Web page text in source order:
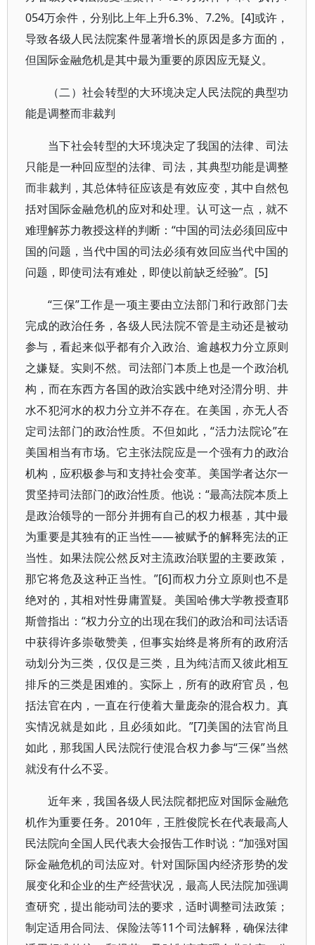
054万余件，分别比上年上升6.3%、7.2%。[4]或许，
导致各级人民法院案件显著增长的原因是多方面的，
但国际金融危机是其中最为重要的原因应无疑义。
（二）社会转型的大环境决定人民法院的典型功
能是调整而非裁判
当下社会转型的大环境决定了我国的法律、司法
只能是一种回应型的法律、司法，其典型功能是调整
而非裁判，其总体特征应该是有效应变，其中自然包
括对国际金融危机的应对和处理。认可这一点，就不
难理解苏力教授这样的判断：“中国的司法必须回应中
国的问题，当代中国的司法必须有效回应当代中国的
问题，即使司法有难处，即使以前缺乏经验”。[5]
“三保”工作是一项主要由立法部门和行政部门去
完成的政治任务，各级人民法院不管是主动还是被动
参与，看起来似乎都有介入政治、逾越权力分立原则
之嫌疑。实则不然。司法部门本质上也是一个政治机
构，而在东西方各国的政治实践中绝对泾渭分明、井
水不犯河水的权力分立并不存在。在美国，亦无人否
定司法部门的政治性质。不但如此，“活力法院论”在
美国相当有市场。它主张法院应是一个强有力的政治
机构，应积极参与和支持社会变革。美国学者达尔一
贯坚持司法部门的政治性质。他说：“最高法院本质上
是政治领导的一部分并拥有自己的权力根基，其中最
为重要是其独有的正当性——被赋予的解释宪法的正
当性。如果法院公然反对主流政治联盟的主要政策，
那它将危及这种正当性。”[6]而权力分立原则也不是
绝对的，其相对性毋庸置疑。美国哈佛大学教授查耶
斯曾指出：“权力分立的出现在我们的政治和司法话语
中获得许多崇敬赞美，但事实始终是将所有的政府活
动划分为三类，仅仅是三类，且为纯洁而又彼此相互
排斥的三类是困难的。实际上，所有的政府官员，包
括法官在内，一直在行使着大量庞杂的混合权力。真
实情况就是如此，且必须如此。”[7]美国的法官尚且
如此，那我国人民法院行使混合权力参与“三保”当然
就没有什么不妥。
近年来，我国各级人民法院都把应对国际金融危
机作为重要任务。2010年，王胜俊院长在代表最高人
民法院向全国人民代表大会报告工作时说：“加强对国
际金融危机的司法应对。针对国际国内经济形势的发
展变化和企业的生产经营状况，最高人民法院加强调
查研究，提出能动司法的要求，适时调整司法政策；
制定适用合同法、保险法等11个司法解释，确保法律